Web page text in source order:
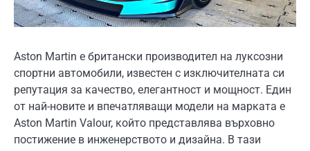
Aston Martin е британски производител на луксозни
спортни автомобили, известен с изключителната си
репутация за качество, елегантност и мощност. Един
от най-новите и впечатляващи модели на марката е
Aston Martin Valour, който представлява върховно
постижение в инженерството и дизайна. В тази